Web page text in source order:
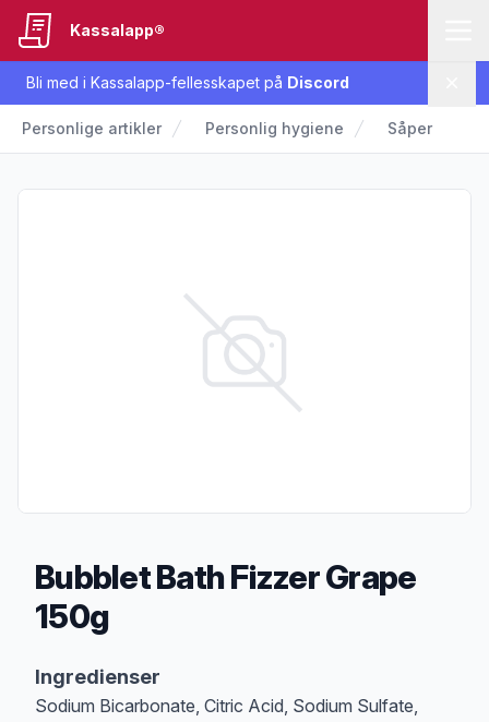
Bli med i Kassalapp-fellesskapet på Discord
Kassalapp®
Personlige artikler Personlig hygiene Såper
Bubblet Bath Fizzer Grape
150g
Ingredienser
Sodium Bicarbonate, Citric Acid, Sodium Sulfate,